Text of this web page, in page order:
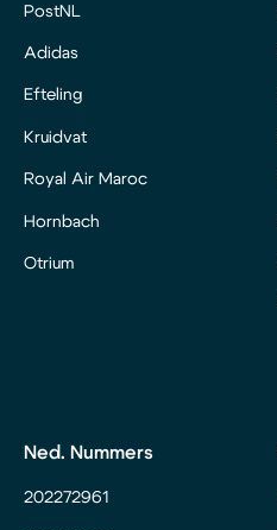
PostNL
Adidas
Efteling
Kruidvat
Royal Air Maroc
Hornbach
Otrium
Ned. Nummers
202272961